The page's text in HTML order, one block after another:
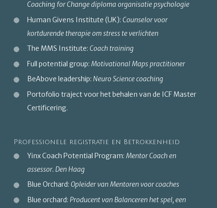
Coaching for Change diploma organisatie psychologie
Human Givens Institute (UK): Counselor voor
kortdurende therapie om stress te verlichten
The MMS Institute: Coach training
Full potential group: Motivational Maps practitioner
BeAbove leadership: Neuro Science coaching
Portofolio traject voor het behalen van de ICF Master
Certificering.
Professionele registratie en Betrokkenheid
Yinx Coach Potential Program: Mentor Coach en
assessor. Den Haag
Blue Orchard: Opleider van Mentoren voor coaches
Blue orchard: Producent van Balanceren het spel, een